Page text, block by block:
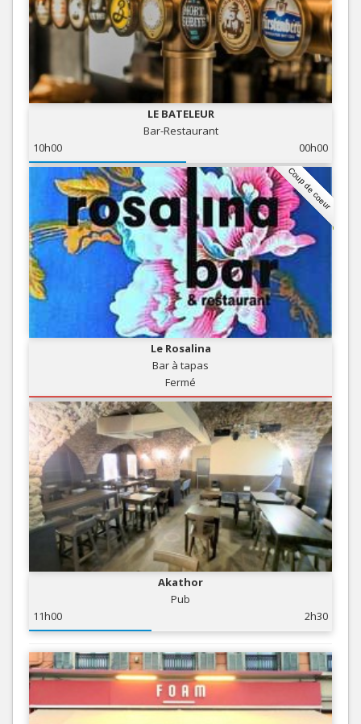
LE BATELEUR
Bar-Restaurant
10h00
00h00
Coup de coeur
Le Rosalina
Bar à tapas
Fermé
Akathor
Pub
11h00
2h30